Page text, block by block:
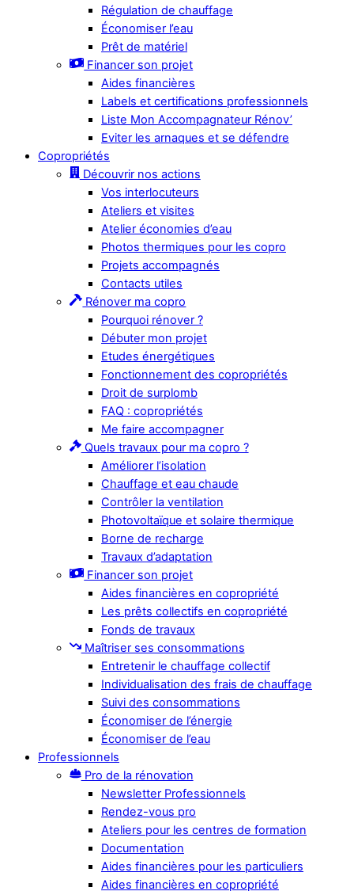
Régulation de chauffage
Économiser l’eau
Prêt de matériel
Financer son projet
Aides financières
Labels et certifications professionnels
Liste Mon Accompagnateur Rénov’
Eviter les arnaques et se défendre
Copropriétés
Découvrir nos actions
Vos interlocuteurs
Ateliers et visites
Atelier économies d’eau
Photos thermiques pour les copro
Projets accompagnés
Contacts utiles
Rénover ma copro
Pourquoi rénover ?
Débuter mon projet
Etudes énergétiques
Fonctionnement des copropriétés
Droit de surplomb
FAQ : copropriétés
Me faire accompagner
Quels travaux pour ma copro ?
Améliorer l’isolation
Chauffage et eau chaude
Contrôler la ventilation
Photovoltaïque et solaire thermique
Borne de recharge
Travaux d’adaptation
Financer son projet
Aides financières en copropriété
Les prêts collectifs en copropriété
Fonds de travaux
Maîtriser ses consommations
Entretenir le chauffage collectif
Individualisation des frais de chauffage
Suivi des consommations
Économiser de l’énergie
Économiser de l’eau
Professionnels
Pro de la rénovation
Newsletter Professionnels
Rendez-vous pro
Ateliers pour les centres de formation
Documentation
Aides financières pour les particuliers
Aides financières en copropriété